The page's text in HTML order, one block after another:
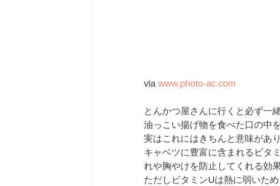
via www.photo-ac.com
とんかつ屋さんに行くと必ず一
油っこい揚げ物を食べた口の中
実はこれにはきちんと意味があり
キャベツに豊富に含まれるビタ
れや胸やけを防止してくれる効
ただしビタミンUは熱に弱いた